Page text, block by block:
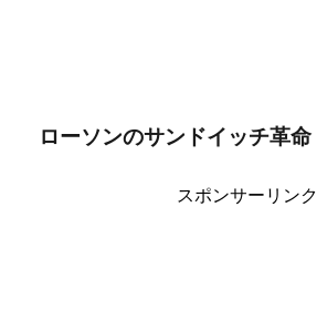
ローソンのサンドイッチ革命
スポンサーリンク